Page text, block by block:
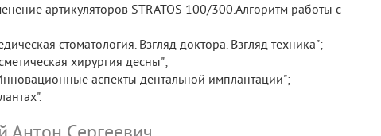
артикуляторов STRATOS 100/300.Алгоритм работы с
стоматология. Взгляд доктора. Взгляд техника";
хирургия десны";
аспекты дентальной имплантации";
Антон Сергеевич